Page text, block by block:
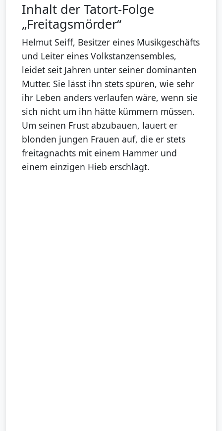
Inhalt der Tatort-Folge
„Freitagsmörder“
Helmut Seiff, Besitzer eines Musikgeschäfts
und Leiter eines Volkstanzensembles,
leidet seit Jahren unter seiner dominanten
Mutter. Sie lässt ihn stets spüren, wie sehr
ihr Leben anders verlaufen wäre, wenn sie
sich nicht um ihn hätte kümmern müssen.
Um seinen Frust abzubauen, lauert er
blonden jungen Frauen auf, die er stets
freitagnachts mit einem Hammer und
einem einzigen Hieb erschlägt.